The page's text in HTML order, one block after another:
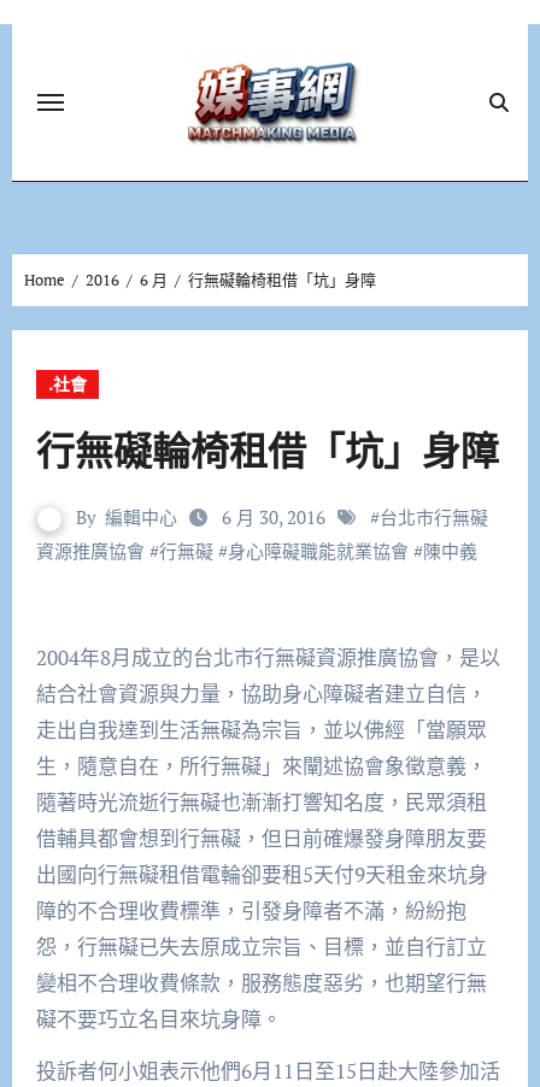
Home 2016 6 月 行無礙輪椅租借「坑」身障
.社會
行無礙輪椅租借「坑」身障
By 編輯中心 6 月 30, 2016 #台北市行無礙
資源推廣協會#行無礙#身心障礙職能就業協會#陳中義
2004年8月成立的台北市行無礙資源推廣協會，是以
結合社會資源與力量，協助身心障礙者建立自信，
走出自我達到生活無礙為宗旨，並以佛經「當願眾
生，隨意自在，所行無礙」來闡述協會象徵意義，
隨著時光流逝行無礙也漸漸打響知名度，民眾須租
借輔具都會想到行無礙，但日前確爆發身障朋友要
出國向行無礙租借電輪卻要租5天付9天租金來坑身
障的不合理收費標準，引發身障者不滿，紛紛抱
怨，行無礙已失去原成立宗旨、目標，並自行訂立
變相不合理收費條款，服務態度惡劣，也期望行無
礙不要巧立名目來坑身障。
投訴者何小姐表示他們6月11日至15日赴大陸參加活